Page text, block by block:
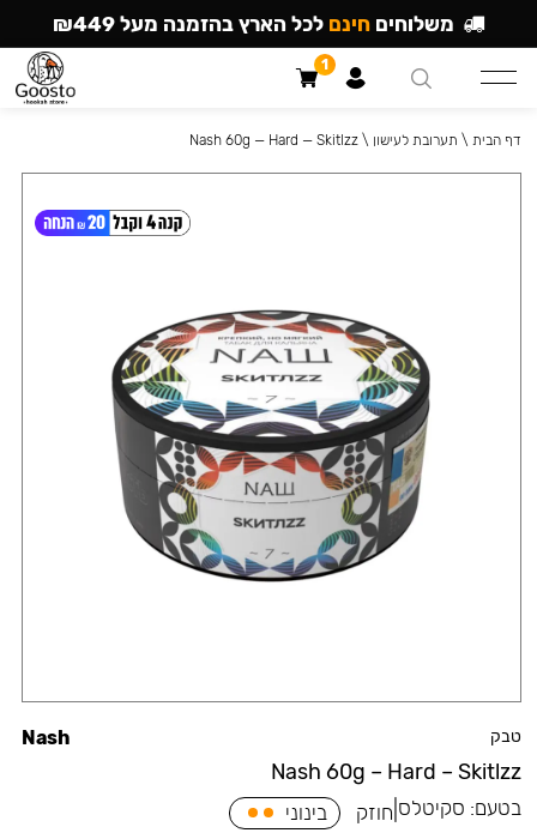
טבק
Nash 60g – Hard – Skitlzz
Nash
בטעם: סקיטלס חוזק בינוני
דף הבית \ תערובת לעישון \
Nash 60g — Hard — Skitlzz
משלוחים חינם לכל הארץ בהזמנה מעל ₪449
1